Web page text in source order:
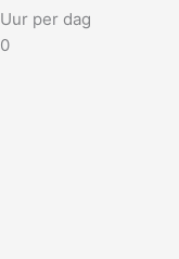
Uur per dag
0